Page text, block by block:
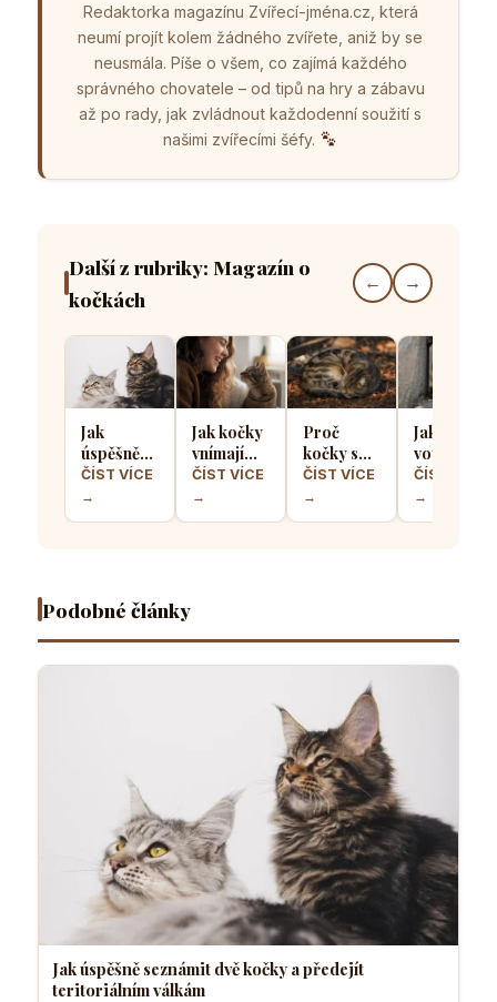
Redaktorka magazínu Zvířecí-jména.cz, která
neumí projít kolem žádného zvířete, aniž by se
neusmála. Píše o všem, co zajímá každého
správného chovatele – od tipů na hry a zábavu
až po rady, jak zvládnout každodenní soužití s
našimi zvířecími šéfy.
Další z rubriky: Magazín o
kočkách
← →
Jak
úspěšně
seznámit
dvě kočky
a předejít
ČÍST VÍCE
→
Jak kočky
vnímají
lidský
smích a
zda ho
ČÍST VÍCE
→
Proč
kočky spí
stočené
do
klubíčka a
ČÍST VÍCE
→
Jak kočičí
vousky
pomáhají
určit zda
se kočka
ČÍST VÍCE
→
Podobné články
Jak úspěšně seznámit dvě kočky a předejít
teritoriálním válkám